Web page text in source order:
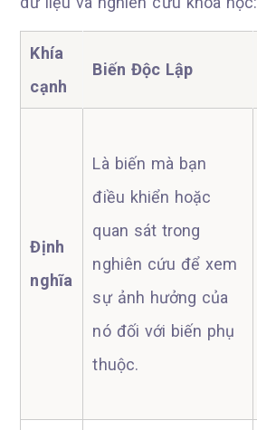
Khía
cạnh
Biến Độc Lập
Định
nghĩa
Là biến mà bạn
điều khiển hoặc
quan sát trong
nghiên cứu để xem
sự ảnh hưởng của
nó đối với biến phụ
thuộc.